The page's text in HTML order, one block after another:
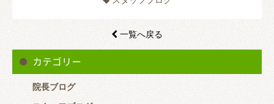
 一覧へ戻る
カテゴリー
院長ブログ